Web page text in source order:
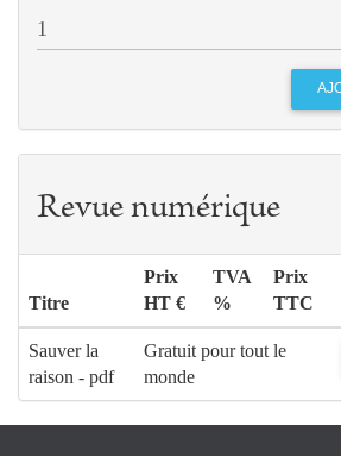
Revue numérique
Titre
Prix
HT €
TVA
%
Prix
TTC
Sauver la
raison - pdf
Gratuit pour tout le
monde